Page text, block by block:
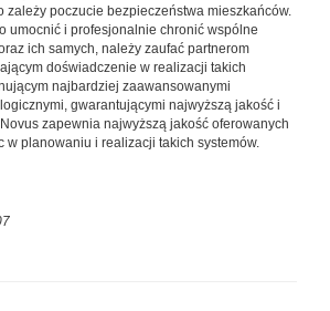
zależy poczucie bezpieczeństwa mieszkańców.
umocnić i profesjonalnie chronić wspólne
ich samych, należy zaufać partnerom
doświadczenie w realizacji takich
najbardziej zaawansowanymi
gwarantującymi najwyższą jakość i
zapewnia najwyższą jakość oferowanych
w planowaniu i realizacji takich systemów.